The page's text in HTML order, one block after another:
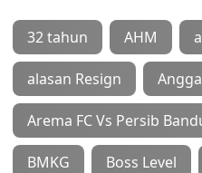
32 tahun AHM
alasan Resign
Arema FC Vs Persib
BMKG Boss Level